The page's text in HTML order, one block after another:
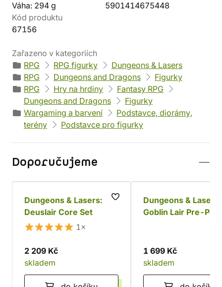
Váha: 294 g
5901414675448
Kód produktu
67156
Zařazeno v kategoriích
RPG
RPG figurky
Dungeons & Lasers
RPG
Dungeons and Dragons
Figurky
RPG
Hry na hrdiny
Fantasy RPG
Dungeons and Dragons
Figurky
Wargaming a barvení
Podstavce, diorámy,
terény
Podstavce pro figurky
Doporučujeme
Dungeons & Lasers:
Deuslair Core Set
1×
2 209 Kč
skladem
Dungeons & Lasers:
Goblin Lair Pre-
1 699 Kč
skladem